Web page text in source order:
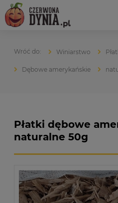
Winiarstwo
Dębowe amerykańskie
Płatki dębowe
naturalne 50g